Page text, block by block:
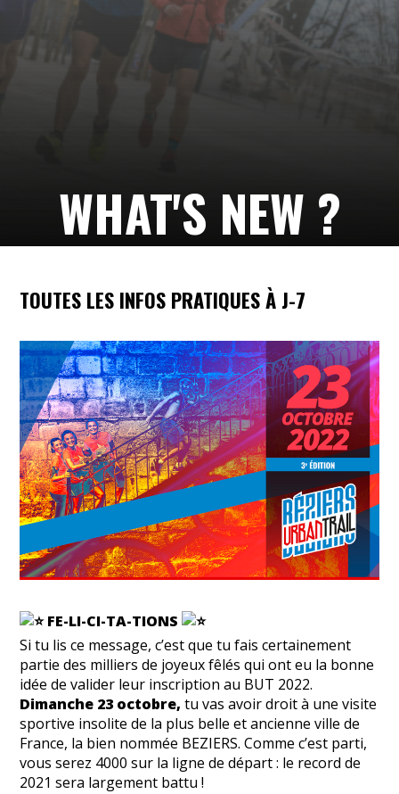
WHAT'S NEW ?
TOUTES LES INFOS PRATIQUES À J-7
FE-LI-CI-TA-TIONS
Si tu lis ce message, c’est que tu fais certainement
partie des milliers de joyeux fêlés qui ont eu la bonne
idée de valider leur inscription au BUT 2022.
Dimanche 23 octobre, tu vas avoir droit à une visite
sportive insolite de la plus belle et ancienne ville de
France, la bien nommée BEZIERS. Comme c’est parti,
vous serez 4000 sur la ligne de départ : le record de
2021 sera largement battu !